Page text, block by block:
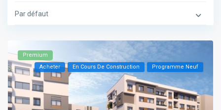
Par défaut
Premium
Acheter
En Cours De Construction Programme Neuf